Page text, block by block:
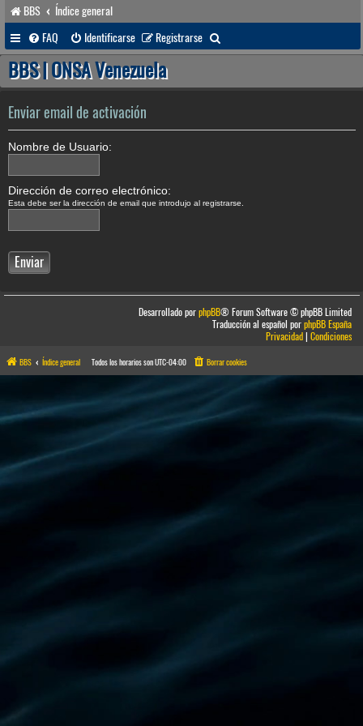
BBS
Índice general
FAQ
Identificarse Registrarse
u
a
BBS | ONSA Venezuela
Enviar email de activación
Nombre de Usuario:
Dirección de correo electrónico:
Esta debe ser la dirección de email que introdujo al registrarse.
Desarrollado porphpBB® Forum Software © phpBB Limited
Traducción al español porphpBB España
Privacidad|Condiciones
BBS Índice general Todos los horarios sonUTC-04:00 Borrar cookies